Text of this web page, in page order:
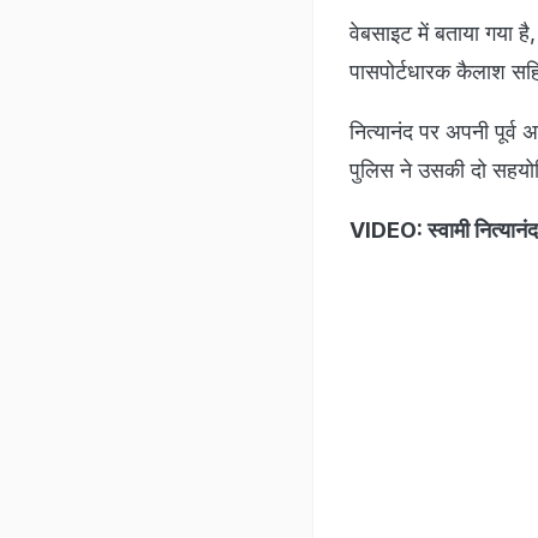
वेबसाइट में बताया गया
पासपोर्टधारक कैलाश
नित्यानंद पर अपनी
पुलिस ने उसकी दो
VIDEO: स्वामी